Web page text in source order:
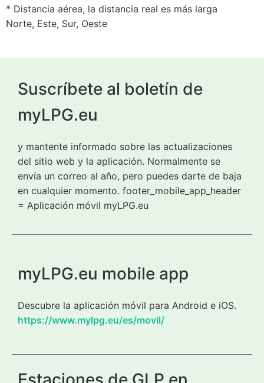
* Distancia aérea, la distancia real es más larga
Norte, Este, Sur, Oeste
Suscríbete al boletín de
myLPG.eu
y mantente informado sobre las actualizaciones
del sitio web y la aplicación. Normalmente se
envía un correo al año, pero puedes darte de baja
en cualquier momento. footer_mobile_app_header
= Aplicación móvil myLPG.eu
myLPG.eu mobile app
Descubre la aplicación móvil para Android e iOS.
https://www.mylpg.eu/es/movil/